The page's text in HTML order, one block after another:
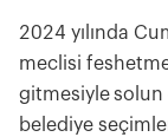
2024 yılında
meclisi
gitmesiylesolun
belediye